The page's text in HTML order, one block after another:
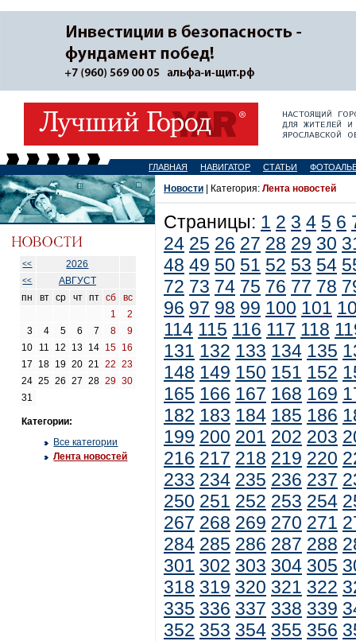
ГЛАВНАЯ НАВИГАТОР СТАТЬИ
<< 2026
<<
АВГУСТ
пн
вт ср чт пт сб
вс
1
2
3
4 5 6 7 8
9
10
11 12 13 14 15 16
17
18 19 20 21 22
23
24 25 26 27 28 29 30
31
Категории:
Все категории
Лента новостей
Новости | Категория: Лента новостей
Страницы: 1 2 3 4 5 6
24 25 26 27 28 29 30
48 49 50 51 52 53 54
72 73 74 75 76 77 78
96 97 98 99 100 101
114 115 116 117 118
131 132 133 134 135
148 149 150 151 152
165 166 167 168 169
182 183 184 185 186
199 200 201 202 203
216 217 218 219 220
233 234 235 236 237
250 251 252 253 254
267 268 269 270 271
284 285 286 287 288
301 302 303 304 305
318 319 320 321 322
335 336 337 338 339
352 353 354 355 356